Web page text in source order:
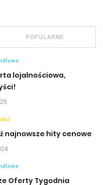
POPULARNE
lojalnościowa,
najnowsze hity cenowe
Oferty Tygodnia